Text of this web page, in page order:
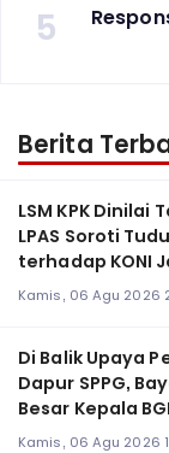
5
Berita
LSM KPK
LPAS Soroti
terhadap KONI
Kamis, 06 Agu 2026
Di Balik Upaya
Dapur SPPG,
Besar Kepala
Kamis, 06 Agu 2026